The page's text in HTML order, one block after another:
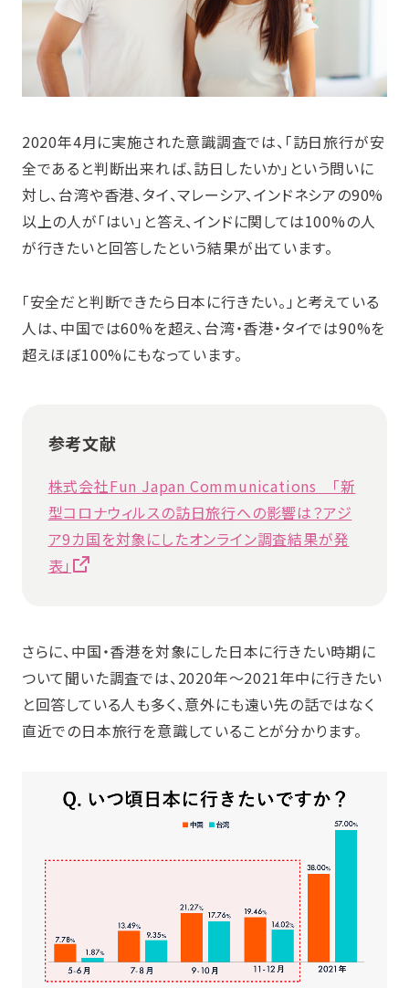
2020年4月に実施された意識調査では、「訪日旅行が安
全であると判断出来れば、訪日したいか」という問いに
対し、台湾や香港、タイ、マレーシア、インドネシアの90%
以上の人が「はい」と答え、インドに関しては100%の人
が行きたいと回答したという結果が出ています。
「安全だと判断できたら日本に行きたい。」と考えている
人は、中国では60%を超え、台湾・香港・タイでは90%を
超えほぼ100%にもなっています。
参考文献
株式会社Fun Japan Communications 「新
型コロナウィルスの訪日旅行への影響は？アジ
ア9カ国を対象にしたオンライン調査結果が発
表」
さらに、中国・香港を対象にした日本に行きたい時期に
ついて聞いた調査では、2020年〜2021年中に行きたい
と回答している人も多く、意外にも遠い先の話ではなく
直近での日本旅行を意識していることが分かります。